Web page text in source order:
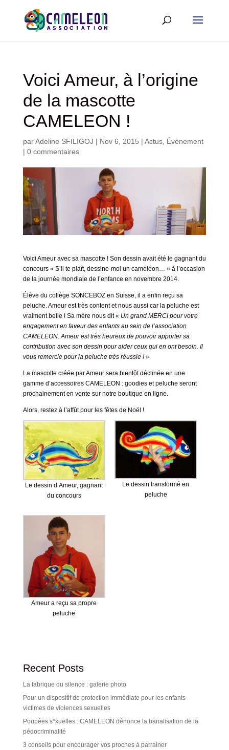
Voici Ameur, à l’origine
de la mascotte
CAMELEON !
parAdeline SFILIGOJ | Nov 6, 2015 | Actus, Évènement
| 0 commentaires
Voici Ameur avec sa mascotte ! Son dessin avait été le gagnant du
concours « S’il te plaît, dessine-moi un caméléon… »à l’occasion
de la journée mondiale de l’enfance en novembre 2014.
Élève du collège SONCEBOZ en Suisse, il a enfin reçu sa
peluche. Ameur est très content et nous aussi car la peluche est
vraiment belle ! Sa mère nous dit « Un grand MERCI pour votre
engagement en faveur des enfants au sein de l’association
CAMELEON. Ameur est très heureux de pouvoir apporter sa
contribution avec son dessin pour aider ceux qui en ont besoin. Il
vous remercie pour la peluche très réussie !»
La mascotte créée par Ameur sera bientôt déclinée en une
gamme d’accessoires CAMELEON : goodies et peluche seront
prochainement en vente sur notre boutique en ligne.
Alors, restez à l’affût pour les fêtes de Noël !
Le dessin d’Ameur, gagnant
du concours
Le dessin transformé en
peluche
Ameur a reçu sa propre
peluche
Recent Posts
La fabrique du silence : galerie photo
Pour un dispositif de protection immédiate pour les enfants
victimes de violences sexuelles
Poupées s*xuelles : CAMELEON dénonce la banalisation de la
pédocriminalité
3 conseils pour encourager vos proches à parrainer